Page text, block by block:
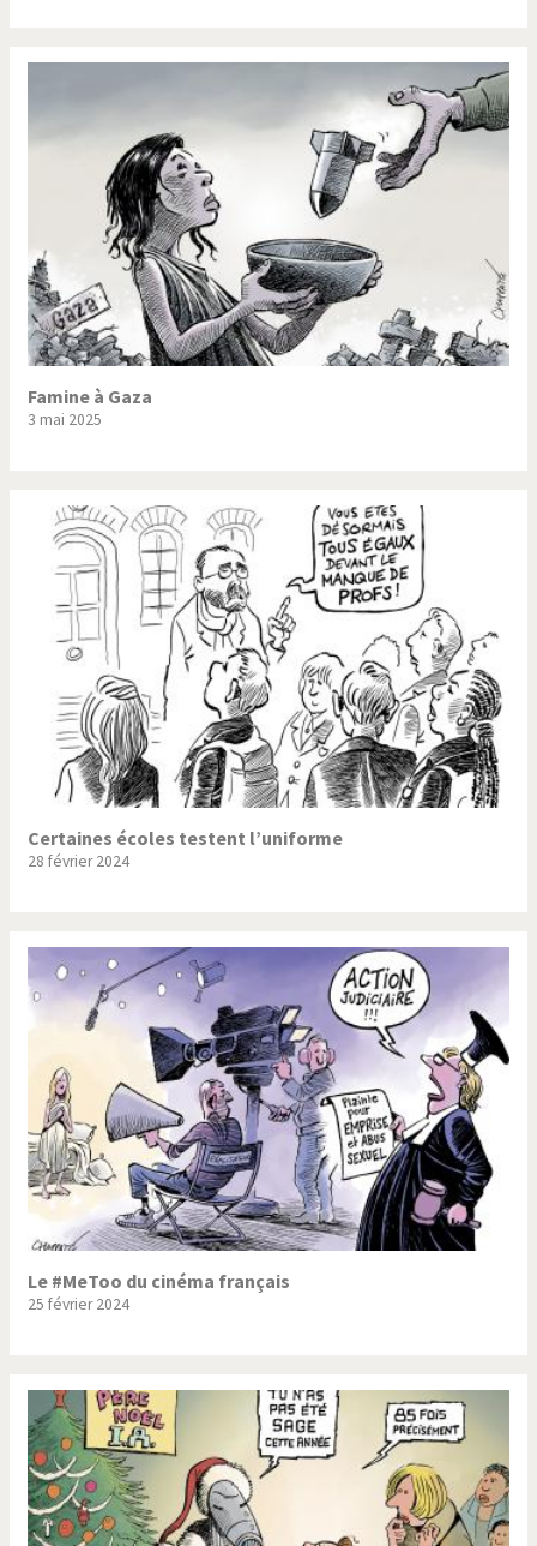
Famine à Gaza
3 mai 2025
Certaines écoles testent l’uniforme
28 février 2024
Le #MeToo du cinéma français
25 février 2024